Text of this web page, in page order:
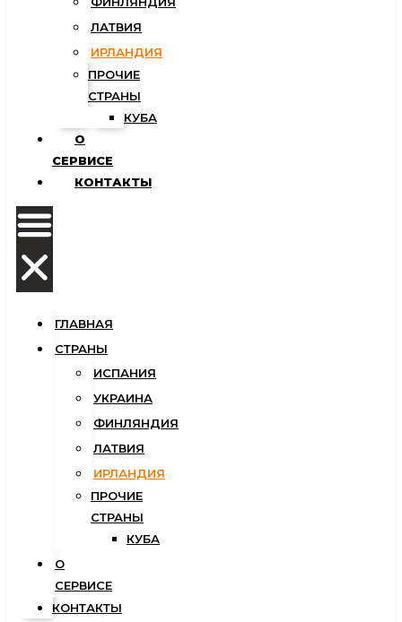
ЛАТВИЯ
ИРЛАНДИЯ
ПРОЧИЕ
СТРАНЫ
КУБА
О
СЕРВИСЕ
КОНТАКТЫ
ГЛАВНАЯ
СТРАНЫ
ИСПАНИЯ
УКРАИНА
ФИНЛЯНДИЯ
ЛАТВИЯ
ИРЛАНДИЯ
ПРОЧИЕ
СТРАНЫ
КУБА
О
СЕРВИСЕ
КОНТАКТЫ